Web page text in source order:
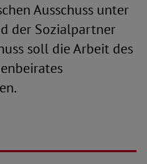
Ausschuss unter
der Sozialpartner
soll die Arbeit des